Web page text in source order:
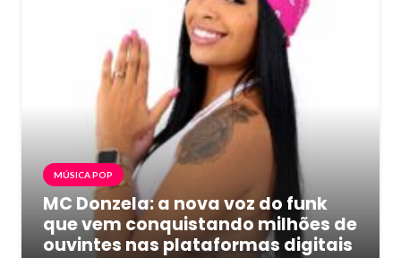
MÚSICA POP
MC Donzela: a nova voz do funk
que vem conquistando milhões de
ouvintes nas plataformas digitais